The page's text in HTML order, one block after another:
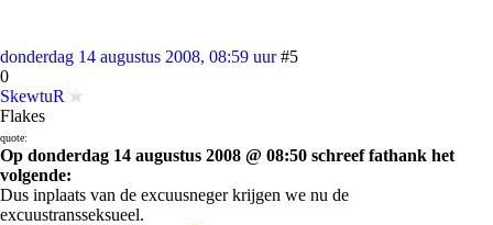
donderdag 14 augustus 2008, 08:59 uur #5
0
SkewtuR
Flakes
quote:
Op donderdag 14 augustus 2008 @ 08:50 schreef fathank het
volgende:
Dus inplaats van de excuusneger krijgen we nu de
excuustransseksueel.